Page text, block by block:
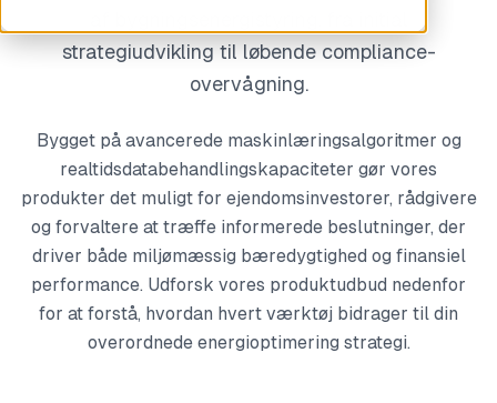
strategiudvikling til løbende compliance-
overvågning.
Bygget på avancerede maskinlæringsalgoritmer og
realtidsdatabehandlingskapaciteter gør vores
produkter det muligt for ejendomsinvestorer, rådgivere
og forvaltere at træffe informerede beslutninger, der
driver både miljømæssig bæredygtighed og finansiel
performance. Udforsk vores produktudbud nedenfor
for at forstå, hvordan hvert værktøj bidrager til din
overordnede energioptimering strategi.